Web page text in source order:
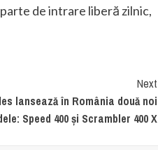
de intrare liberă zilnic,
Next
lansează în România două noi
Speed 400 și Scrambler 400 X